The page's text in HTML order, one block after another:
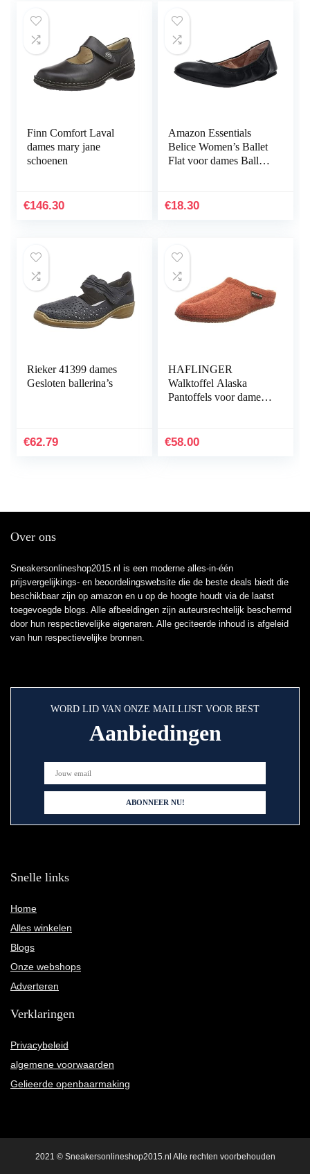
Finn Comfort Laval
dames mary jane
schoenen
€146.30
Amazon Essentials
Belice Women’s Ballet
Flat voor dames Ballet
€18.30
Rieker 41399 dames
Gesloten ballerina’s
€62.79
HAFLINGER
Walktoffel Alaska
Pantoffels voor dames,
€58.00
Over ons
Sneakersonlineshop2015.nl is een moderne alles-in-één
prijsvergelijkings- en beoordelingswebsite die de beste deals biedt die
beschikbaar zijn op amazon en u op de hoogte houdt via de laatst
toegevoegde blogs. Alle afbeeldingen zijn auteursrechtelijk beschermd
door hun respectievelijke eigenaren. Alle geciteerde inhoud is afgeleid
van hun respectievelijke bronnen.
WORD LID VAN ONZE MAILLIJST VOOR BEST
Aanbiedingen
Snelle links
Home
Alles winkelen
Blogs
Onze webshops
Adverteren
Verklaringen
Privacybeleid
algemene voorwaarden
Gelieerde openbaarmaking
2021 © Sneakersonlineshop2015.nl Alle rechten voorbehouden